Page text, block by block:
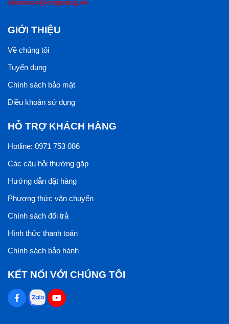
chamsoc@ongvang.vn
GIỚI THIỆU
Về chúng tôi
Tuyển dụng
Chính sách bảo mật
Điều khoản sử dụng
HỖ TRỢ KHÁCH HÀNG
Hotline: 0971 753 086
Các câu hỏi thường gặp
Hướng dẫn đặt hàng
Phương thức vận chuyển
Chính sách đổi trả
Hình thức thanh toán
Chính sách bảo hành
KẾT NỐI VỚI CHÚNG TÔI